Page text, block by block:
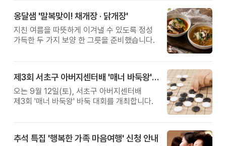
옹달샘 '말복맞이! 채개장 · 닭개장'
지친 여름을 따뜻하게 이겨낼 수 있도록 정성
가득한 두 가지 보양 한 그릇을 준비했습니다.
제3회 서초구 아버지센터배 '매너 바둑왕' 대회
오는 9월 12일(토), 서초구 아버지센터배
제3회 '매너 바둑왕' 바둑 대회를 개최합니다.
추석 특집 '행복한 가족 마음여행' 신청 안내